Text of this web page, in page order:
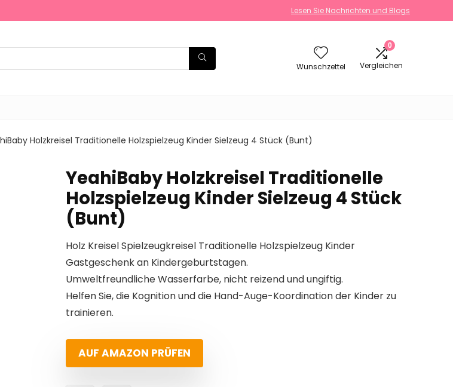
Lesen Sie Nachrichten und Blogs
Wunschzettel
0
Vergleichen
Holzkreisel Traditionelle Holzspielzeug Kinder Sielzeug 4 Stück (Bunt)
YeahiBaby Holzkreisel Traditionelle
Holzspielzeug Kinder Sielzeug 4 Stück
(Bunt)
Holz Kreisel Spielzeugkreisel Traditionelle Holzspielzeug Kinder
Gastgeschenk an Kindergeburtstagen.
Umweltfreundliche Wasserfarbe, nicht reizend und ungiftig.
Helfen Sie, die Kognition und die Hand-Auge-Koordination der Kinder zu
trainieren.
AUF AMAZON PRÜFEN